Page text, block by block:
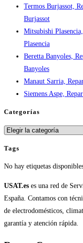
en
España
Termos Burjassot,
Burjassot
Mitsubishi
Plasencia
Beretta Banyoles,
Banyoles
Manaut Sarria,
Siemens Aspe,
Categorías
Categorías
Tags
No hay etiquetas
USAT.es es una red de
España. Contamos con
de electrodomésticos,
garantía y atención rápida.